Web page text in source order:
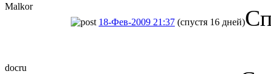
Malkor
18-Фев-2009 21:37 (спустя 16 дней)
docru